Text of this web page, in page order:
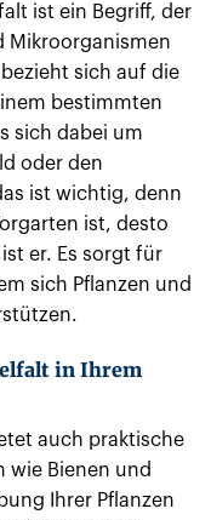
ist ein Begriff, der
Mikroorganismen
sich auf die
bestimmten
sich dabei um
oder den
ist wichtig, denn
ist, desto
er. Es sorgt für
sich Pflanzen und
in Ihrem
auch praktische
wie Bienen und
Ihrer Pflanzen